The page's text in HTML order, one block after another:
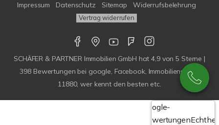
Impressum
Datenschutz Sitemap Widerrufsbelehrung
Vertrag widerrufen
SCHÄFER & PARTNER Immobilien GmbH hat4,9von5 Sterne |
398 Bewertungen bei google, Facebook, Immobilienscout,
11880, wer kennt den besten etc.
Google-
Bewertungen